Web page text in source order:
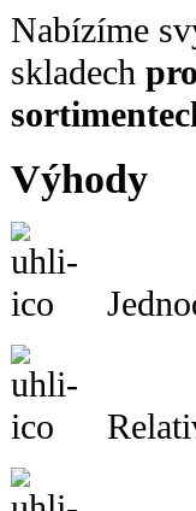
Nabízíme
skladech
Výhody